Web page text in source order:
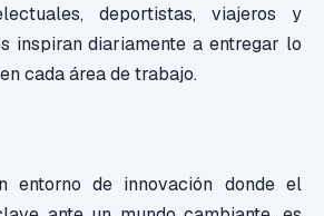
deportistas, viajeros y
inspiran diariamente a entregar lo
cada área de trabajo.
entorno de innovación donde el